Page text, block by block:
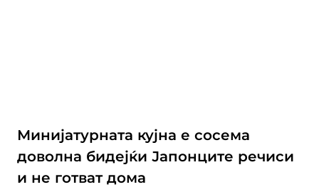
Минијатурната кујна е сосема
доволна бидејќи Јапонците речиси
и не готват дома